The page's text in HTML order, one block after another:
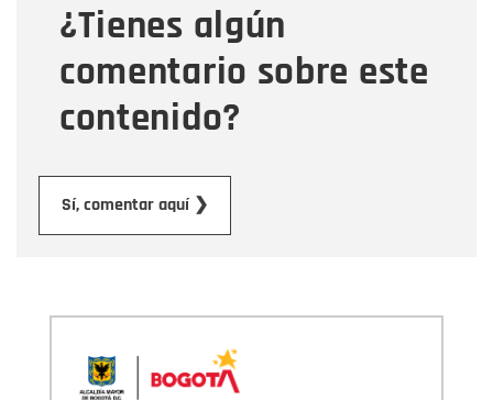
¿Tienes algún
comentario sobre este
contenido?
Sí, comentar aquí ❯
Mensaje